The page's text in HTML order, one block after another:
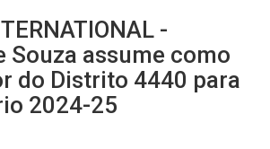
-
Souza assume como
do Distrito 4440 para
2024-25